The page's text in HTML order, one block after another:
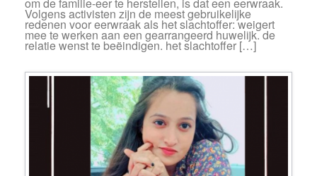
om de familie-eer te herstellen, is dat een eerwraak.
Volgens activisten zijn de meest gebruikelijke
redenen voor eerwraak als het slachtoffer: weigert
mee te werken aan een gearrangeerd huwelijk. de
relatie wenst te beëindigen. het slachtoffer […]